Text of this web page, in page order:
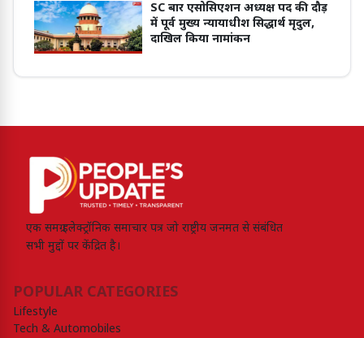
SC बार एसोसिएशन अध्यक्ष पद की दौड़
में पूर्व मुख्य न्यायाधीश सिद्धार्थ मृदुल,
दाखिल किया नामांकन
एक समग्र इलेक्ट्रॉनिक समाचार पत्र जो राष्ट्रीय जनमत से संबंधित
सभी मुद्दों पर केंद्रित है।
POPULAR CATEGORIES
Lifestyle
Tech & Automobiles